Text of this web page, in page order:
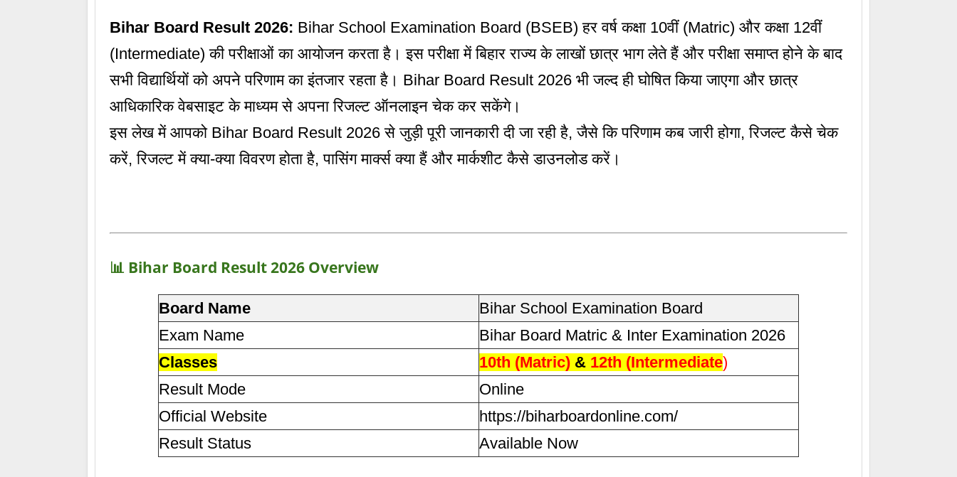
Bihar Board Result 2026: Bihar School Examination Board (BSEB) हर वर्ष कक्षा 10वीं (Matric) और कक्षा 12वीं
(Intermediate) की परीक्षाओं का आयोजन करता है। इस परीक्षा में बिहार राज्य के लाखों छात्र भाग लेते हैं और परीक्षा समाप्त होने के बाद
सभी विद्यार्थियों को अपने परिणाम का इंतजार रहता है। Bihar Board Result 2026 भी जल्द ही घोषित किया जाएगा और छात्र
आधिकारिक वेबसाइट के माध्यम से अपना रिजल्ट ऑनलाइन चेक कर सकेंगे।
इस लेख में आपको Bihar Board Result 2026 से जुड़ी पूरी जानकारी दी जा रही है, जैसे कि परिणाम कब जारी होगा, रिजल्ट कैसे चेक
करें, रिजल्ट में क्या-क्या विवरण होता है, पासिंग मार्क्स क्या हैं और मार्कशीट कैसे डाउनलोड करें।
📊 Bihar Board Result 2026 Overview
Board Name
Bihar School Examination Board
Exam Name
Bihar Board Matric & Inter Examination 2026
Classes
10th (Matric) & 12th (Intermediate)
Result Mode
Online
Official Website
https://biharboardonline.com/
Result Status
Available Now